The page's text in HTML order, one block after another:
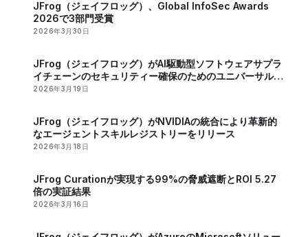
JFrog（ジェイフロッグ）、Global InfoSec Awards
2026で3部門受賞
2026年3月30日
JFrog（ジェイフロッグ）がAI駆動型ソフトウェアサプラ
イチェーンのセキュリティー確保のためのユニバーサル
MCPレジストリーを発表
2026年3月19日
JFrog（ジェイフロッグ）がNVIDIAの統合により革新的
なエージェントスキルレジストリーをリリース
2026年3月18日
JFrog Curationが実現する99%の脅威遮断とROI 5.27
倍の実証結果
2026年3月16日